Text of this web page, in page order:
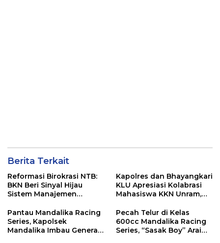
Berita Terkait
Reformasi Birokrasi NTB:
BKN Beri Sinyal Hijau
Sistem Manajemen
Kapolres dan Bhayangkari
KLU Apresiasi Kolabrasi
Mahasiswa KKN Unram,
Sampah Jadi Rupiah
Pantau Mandalika Racing
Series, Kapolsek
Mandalika Imbau Generasi
Pecah Telur di Kelas
600cc Mandalika Racing
Series, “Sasak Boy” Arai